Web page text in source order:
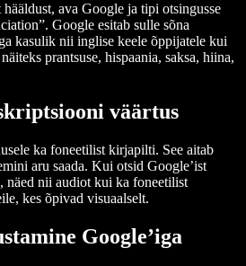
ava Google ja tipi otsingusse
Google esitab sulle sõna
kasulik nii inglise keele õppijatele kui
prantsuse, hispaania, saksa, hiina,
väärtus
ka foneetilist kirjapilti. See aitab
aru saada. Kui otsid Google’ist
näed nii audiot kui ka foneetilist
kes õpivad visuaalselt.
Google’iga